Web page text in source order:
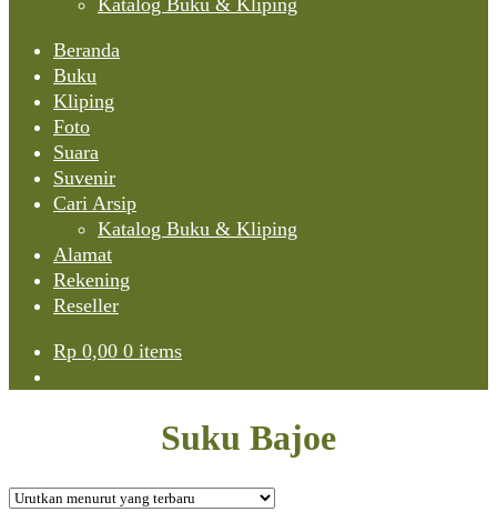
Katalog Buku & Kliping
Beranda
Buku
Kliping
Foto
Suara
Suvenir
Cari Arsip
Katalog Buku & Kliping
Alamat
Rekening
Reseller
Rp 0,00 0 items
Suku Bajoe